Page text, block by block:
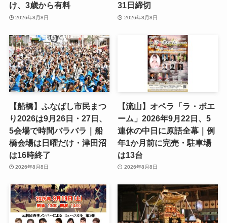
け、3歳から有料
2026年8月8日
31日締切
2026年8月8日
【船橋】ふなばし市民まつ
り2026は9月26日・27日、
5会場で時間バラバラ｜船
橋会場は日曜だけ・津田沼
は16時終了
2026年8月8日
【流山】オペラ「ラ・ボエ
ーム」2026年9月22日、5
連休の中日に原語全幕｜例
年1か月前に完売・駐車場
は13台
2026年8月8日